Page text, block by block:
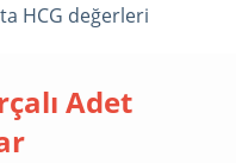
HCG değerleri
Adet